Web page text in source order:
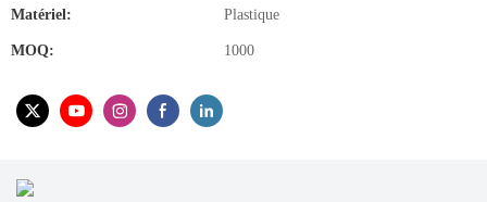
Matériel: Plastique
MOQ: 1000